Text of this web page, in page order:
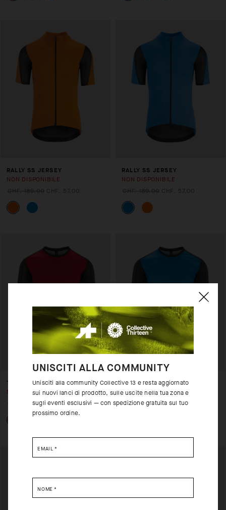
RALLY SS JERSEY
NON DISPONIBILE
RALLY SS JERSEY
NON DISPONIBILE
TRAIL SS JERSEY
NON DISPONIBILE
CHF. 99.00 CHF. 40.00
TRAIL JERSEY
NON DISPONIBILE
CHF. 99.00 CHF. 40.00
UNISCITI ALLA COMMUNITY
Unisciti alla community Collective 13 e resta aggiornato
sui nuovi lanci di prodotto, sulle uscite nella tua zona e
sugli eventi esclusivi — con spedizione gratuita sul tuo
prossimo ordine.
EMAIL *
NOME *